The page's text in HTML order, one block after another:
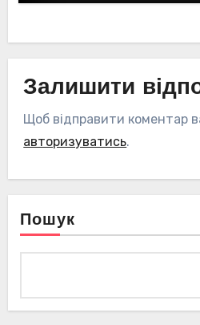
Залишити
Щоб відправити коментар
авторизуватись.
Пошук